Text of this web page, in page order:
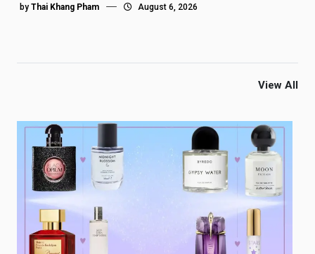
by Thai Khang Pham August 6, 2026
View All